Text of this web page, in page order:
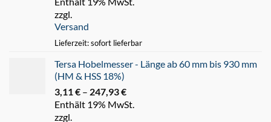
zzgl.
Versand
Lieferzeit: sofort lieferbar
Tersa Hobelmesser - Länge ab 60 mm bis 930 mm
(HM & HSS 18%)
3,11€ – 247,93€
3,11 €
Enthält 19% MwSt.
zzgl.